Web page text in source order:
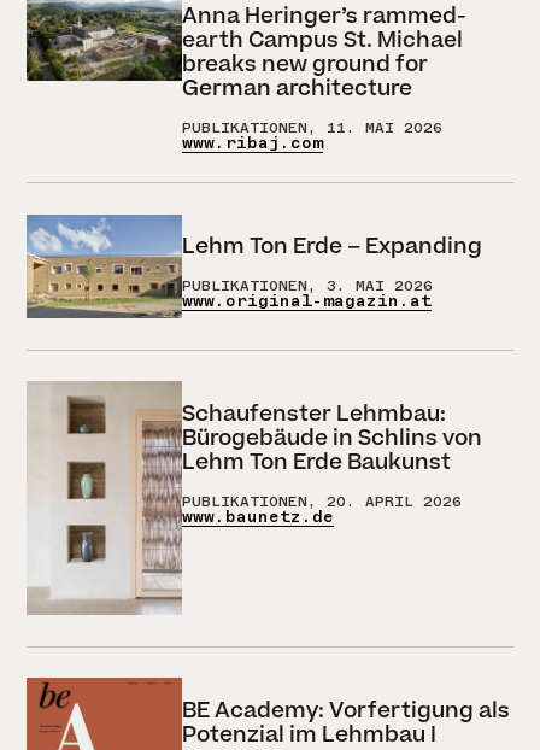
Anna Heringer’s rammed-
earth Campus St. Michael
breaks new ground for
German architecture
PUBLIKATIONEN, 11. MAI 2026
www.ribaj.com
Lehm Ton Erde – Expanding
PUBLIKATIONEN, 3. MAI 2026
www.original-magazin.at
Schaufenster Lehmbau:
Bürogebäude in Schlins von
Lehm Ton Erde Baukunst
PUBLIKATIONEN, 20. APRIL 2026
www.baunetz.de
BE Academy: Vorfertigung als
Potenzial im Lehmbau I